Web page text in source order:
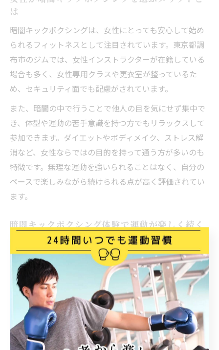
は
暗闇キックボクシングは、女性にとっても安心して始め
られるフィットネスとして注目されています。東京都調
布市のジムでは、女性インストラクターが在籍している
場合も多く、女性専用クラスや更衣室が整っているた
め、セキュリティ面でも配慮がされています。
また、暗闇の中で行うことで他人の目を気にせず集中で
き、体型や運動の苦手意識を持つ方でもリラックスして
参加できます。ダイエットやボディメイク、ストレス解
消など、女性ならではの目的を持って通う方が多いのも
特徴です。無理な運動を強いられることはなく、自分の
ペースで楽しみながら続けられる点が高く評価されてい
ます。
暗闇キックボクシング体験で運動が楽しく続く
暗闇キックボクシング体験が運動初心者や女性にも長く
続けられる理由は、楽しさと達成感を同時に得られるプ
ログラム設計にあります。東京都調布市のジムでは、無
理のないレベルからスタートできる体験クラスや、参加
者同士が励まし合える雰囲気作りにも力を入れていま
す。